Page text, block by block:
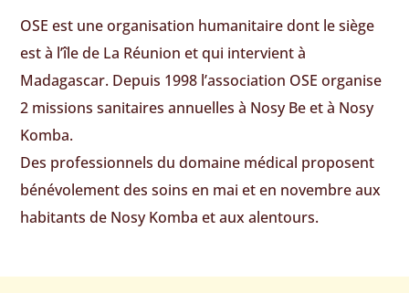
OSE est une organisation humanitaire dont le siège
est à l’île de La Réunion et qui intervient à
Madagascar. Depuis 1998 l’association OSE organise
2 missions sanitaires annuelles à Nosy Be et à Nosy
Komba.
Des professionnels du domaine médical proposent
bénévolement des soins en mai et en novembre aux
habitants de Nosy Komba et aux alentours.